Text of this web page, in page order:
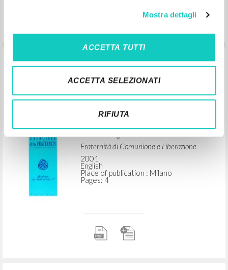
Mostra dettagli
ACCETTA TUTTI
ACCETTA SELEZIONATI
RIFIUTA
“Closing Address by Fr Giussani.” In
Abraham: the Birth of the «I»: Exercises
Liberation
Fraternità di Comunione e Liberazione
2001
English
Place of publication : Milano
Pages: 4